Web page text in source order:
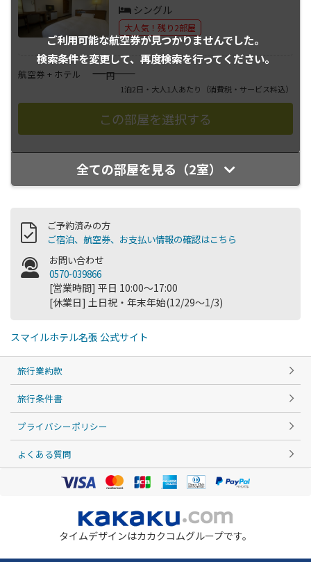
ご利用可能な航空券が見つかりませんでした。
検索条件を変更して、 再度検索を行ってください。
シングル
大人気！残り2部屋
航空券 + ホテル ――――円
1泊2日・大人1人あたり （消費税・サービス料込）
全ての部屋を見る（2室）
ご予約済みの方
ご宿泊、航空券、お支払い情報の確認はこちら
お問い合わせ
0570-039866
[営業時間] 平日 10:00～17:00
[休業日] 土日祝・年末年始(12/29～1/3)
スマイルホテル名張 公式サイト
旅行業約款
旅行条件書
プライバシーポリシー
よくある質問
タイムデザインはカカクコムグループです。